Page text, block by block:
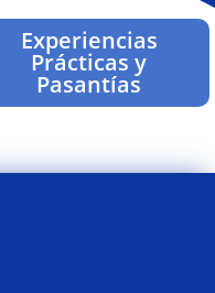
Experiencias
Prácticas y
Pasantías